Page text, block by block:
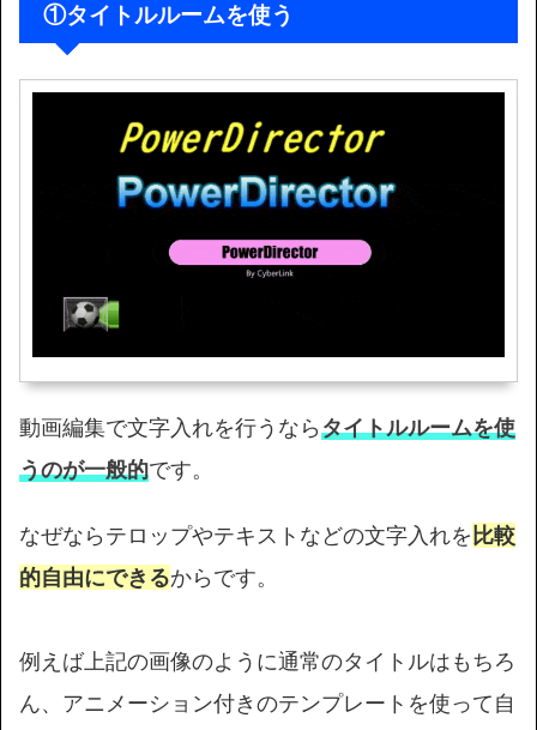
①タイトルルームを使う
動画編集で文字入れを行うならタイトルルームを使
うのが一般的です。
なぜならテロップやテキストなどの文字入れを 比較
的自由にできるからです。
例えば上記の画像のように通常のタイトルはもちろ
ん、アニメーション付きのテンプレートを使って自